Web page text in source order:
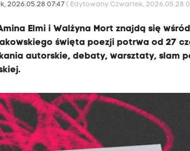
2026.05.28 07:47( Edytowany Czwartek, 2026.05.28
Elmi i Walżyna Mort znajdą się
święta poezji potrwa od 27
autorskie, debaty, warsztaty, slam